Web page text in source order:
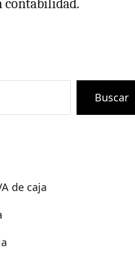
contabilidad.
Buscar
de caja